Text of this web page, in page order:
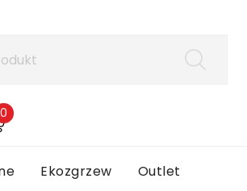
0
Ekozgrzew Outlet
na liście ulubionych, musisz
Zaloguj się